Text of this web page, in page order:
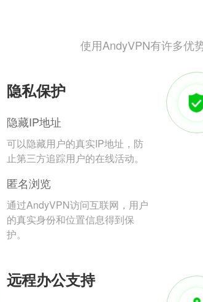
使用AndyVPN有许多优
隐私保护
隐藏IP地址
可以隐藏用户的真实IP地址，防
止第三方追踪用户的在线活动。
匿名浏览
通过AndyVPN访问互联网，用户
的真实身份和位置信息得到保
护。
远程办公支持